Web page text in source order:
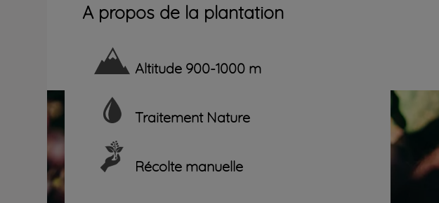
A propos de la plantation
Altitude 900-1000 m
Traitement Nature
Récolte manuelle